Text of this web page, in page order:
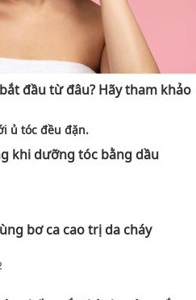
đầu từ đâu? Hãy tham khảo
ủ tóc đều đặn.
khi dưỡng tóc bằng dầu
bơ ca cao trị da cháy